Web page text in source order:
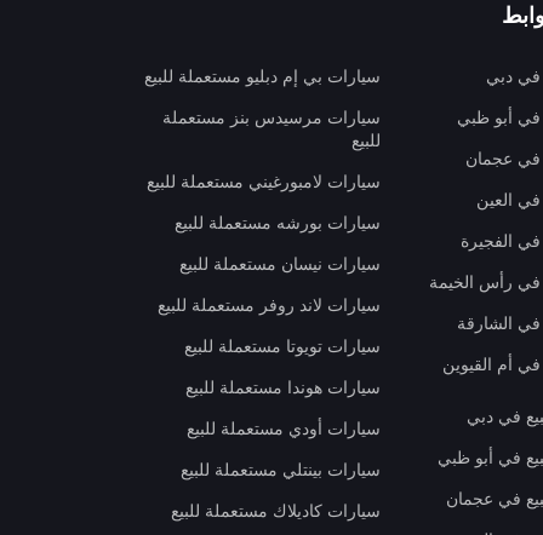
في دبي
في أبو ظبي
في عجمان
في العين
في الفجيرة
في رأس الخيمة
في الشارقة
أم القيوين
في دبي
في أبو ظبي
في عجمان
سيارات بي إم دبليو مستعملة للبيع
سيارات مرسيدس بنز مستعملة
للبيع
سيارات لامبورغيني مستعملة للبيع
سيارات بورشه مستعملة للبيع
سيارات نيسان مستعملة للبيع
سيارات لاند روفر مستعملة للبيع
سيارات تويوتا مستعملة للبيع
سيارات هوندا مستعملة للبيع
سيارات أودي مستعملة للبيع
سيارات بينتلي مستعملة للبيع
سيارات كاديلاك مستعملة للبيع